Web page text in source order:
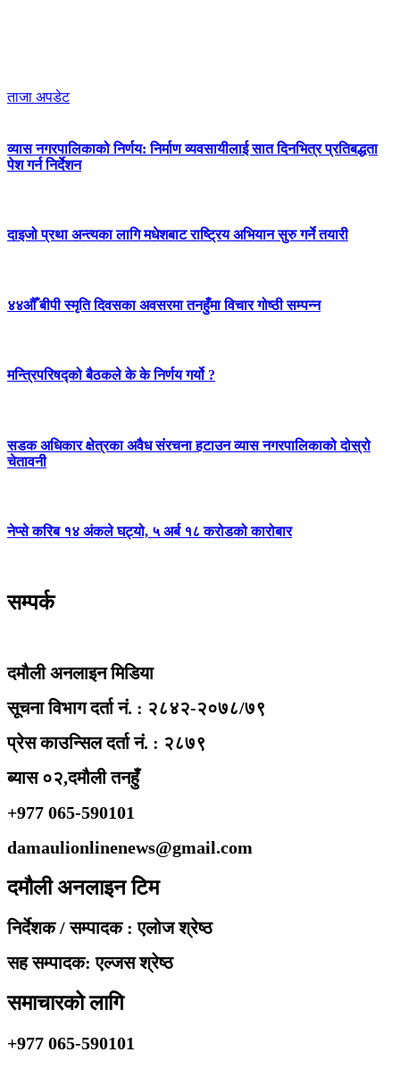
ताजा अपडेट
व्यास नगरपालिकाको निर्णय: निर्माण व्यवसायीलाई सात दिनभित्र प्रतिबद्धता
पेश गर्न निर्देशन
दाइजो प्रथा अन्त्यका लागि मधेशबाट राष्ट्रिय अभियान सुरु गर्ने तयारी
४४औँ बीपी स्मृति दिवसका अवसरमा तनहुँमा विचार गोष्ठी सम्पन्न
मन्त्रिपरिषद्को बैठकले के के निर्णय गर्यो ?
सडक अधिकार क्षेत्रका अवैध संरचना हटाउन व्यास नगरपालिकाको दोस्रो
चेतावनी
नेप्से करिब १४ अंकले घट्यो, ५ अर्ब १८ करोडको कारोबार
सम्पर्क
दमौली अनलाइन मिडिया
सूचना विभाग दर्ता नं. : २८४२-२०७८/७९
प्रेस काउन्सिल दर्ता नं. : २८७९
ब्यास ०२,दमौली तनहुँ
+977 065-590101
damaulionlinenews@gmail.com
दमौली अनलाइन टिम
निर्देशक / सम्पादक : एलोज श्रेष्ठ
सह सम्पादक: एल्जस श्रेष्ठ
समाचारको लागि
+977 065-590101